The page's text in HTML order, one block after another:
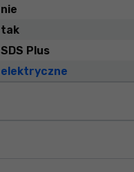
nie
tak
SDS Plus
elektryczne